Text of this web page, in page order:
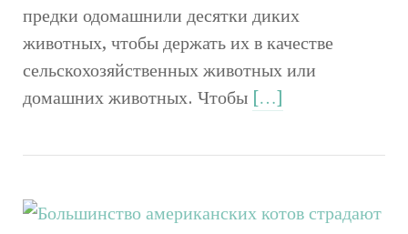
предки одомашнили десятки диких
животных, чтобы держать их в качестве
сельскохозяйственных животных или
домашних животных. Чтобы […]